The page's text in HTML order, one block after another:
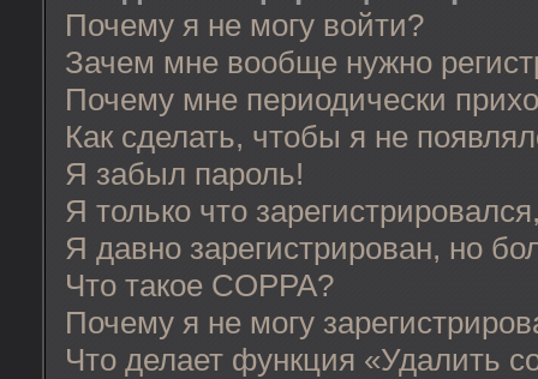
Почему я не могу войти?
Зачем мне вообще нужно
Почему мне периодически
Как сделать, чтобы я не
Я забыл пароль!
Я только что
Я давно зарегистрирован, но
Что такое COPPA?
Почему я не могу
Что делает функция «Удалить